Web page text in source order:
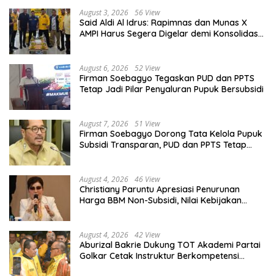
August 3, 2026 56 View
Said Aldi Al Idrus: Rapimnas dan Munas X
AMPI Harus Segera Digelar demi Konsolidasi
August 6, 2026 52 View
Firman Soebagyo Tegaskan PUD dan PPTS
Tetap Jadi Pilar Penyaluran Pupuk Bersubsidi
August 7, 2026 51 View
Firman Soebagyo Dorong Tata Kelola Pupuk
Subsidi Transparan, PUD dan PPTS Tetap
August 4, 2026 46 View
Christiany Paruntu Apresiasi Penurunan
Harga BBM Non-Subsidi, Nilai Kebijakan
August 4, 2026 42 View
Aburizal Bakrie Dukung TOT Akademi Partai
Golkar Cetak Instruktur Berkompetensi